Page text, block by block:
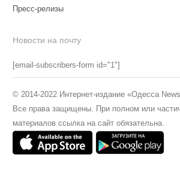
Пресс-релизы
Новости на почту
[email-subscribers-form id="1"]
© 2014-2022 Интернет-издание «Одесса
Все права защищены. При полном или
материалов ссылка на сайт обязательна.